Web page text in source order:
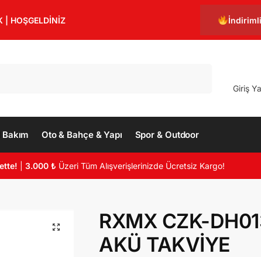
| HOŞGELDİNİZ
Giriş
Oto & Bahçe & Yapı Spor & Outdoor
|3.000 ₺ Üzeri Tüm Alışverişlerinizde Ücretsiz Kargo!
RXMX CZK-
AKÜ TAKVİYE